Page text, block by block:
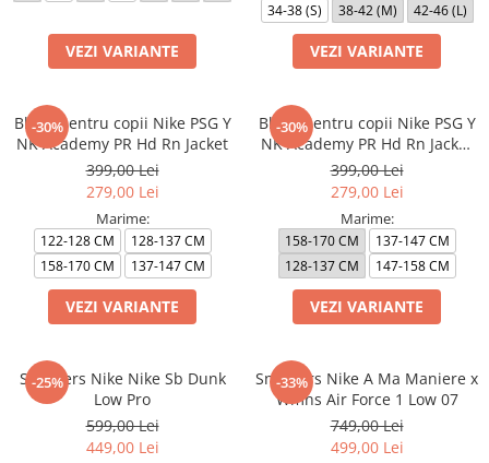
VEZI VARIANTE
34-38 (S) 38-42 (M) 42-46 (L)
VEZI VARIANTE
-30%
Bluza pentru copii Nike PSG Y
NK Academy PR Hd Rn Jacket
399,00 Lei
279,00 Lei
Marime:
122-128 CM
128-137 CM
158-170 CM
137-147 CM
VEZI VARIANTE
-30%
Bluza pentru copii Nike PSG Y
NK Academy PR Hd Rn Jacket
3R
399,00 Lei
279,00 Lei
Marime:
158-170 CM
137-147 CM
128-137 CM
147-158 CM
VEZI VARIANTE
-25%
Sneakers Nike Nike Sb Dunk
Low Pro
599,00 Lei
449,00 Lei
-33%
Sneakers Nike A Ma Maniere x
Wmns Air Force 1 Low 07
749,00 Lei
499,00 Lei